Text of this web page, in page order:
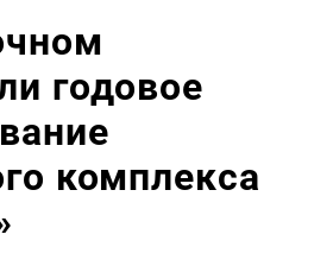
годовое
комплекса